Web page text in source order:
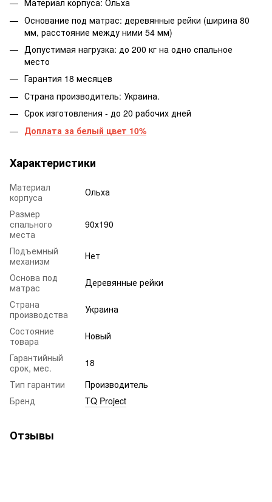
Материал корпуса: Ольха
Основание под матрас: деревянные рейки (ширина 80
мм, расстояние между ними 54 мм)
Допустимая нагрузка: до 200 кг на одно спальное
место
Гарантия 18 месяцев
Страна производитель: Украина.
Срок изготовления - до 20 рабочих дней
Доплата за белый цвет 10%
Характеристики
Материал
корпуса
Ольха
Размер
спального
места
90х190
Подъемный
механизм
Нет
Основа под
матрас
Деревянные рейки
Страна
производства
Украина
Состояние
товара
Новый
Гарантийный
срок, мес.
18
Тип гарантии
Производитель
Бренд
TQ Project
Отзывы